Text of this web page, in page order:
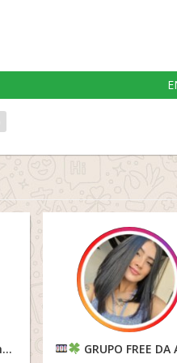
Aprenda a Ganhar Dinheiro GRUPO FREE DA